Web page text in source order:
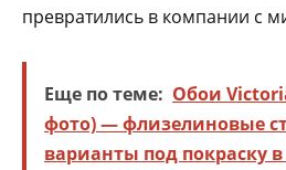
превратились в компании с
Еще по теме: Обои
фото) — флизелиновые
варианты под покраску